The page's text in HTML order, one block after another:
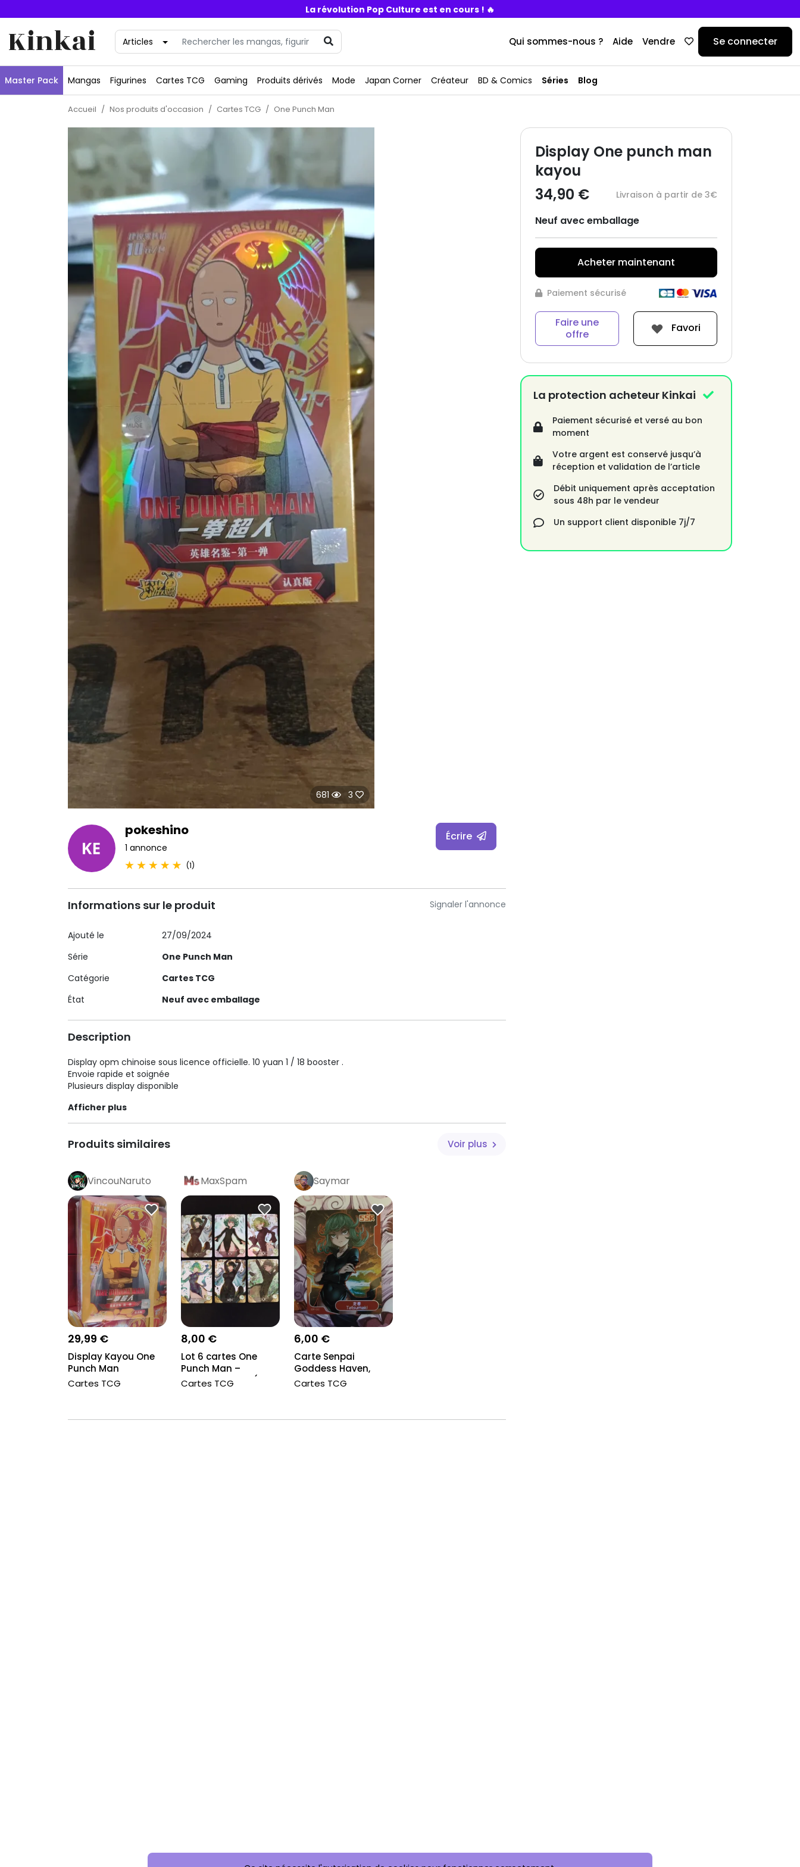
La révolution Pop Culture est en cours ! 🔥
Kinkai Qui sommes-nous ? Aide Vendre Se connecter
Master Pack Mangas Figurines Cartes TCG Gaming Produits dérivés Mode Japan Corner Créateur BD & Comics Séries Blog
Accueil Nos produits d'occasion Cartes TCG One Punch Man
681 3
pokeshino
1 annonce
(1)
Écrire
Signaler l'annonce
Informations sur le produit
Ajouté le
27/09/2024
Série
One Punch Man
Catégorie
Cartes TCG
État
Neuf avec emballage
Description
Display opm chinoise sous licence officielle. 10 yuan 1 / 18 booster .
Envoie rapide et soignée
Plusieurs display disponible
Afficher plus
Produits similaires Voir plus
VincouNaruto
29,99 €
Display Kayou One
Punch Man
Cartes TCG
MaxSpam
8,00 €
Lot 6 cartes One
Punch Man –
Goddess Story (3 SR
Cartes TCG
Saymar
6,00 €
Carte Senpai
Goddess Haven,
waifu, one punch
Cartes TCG
Display One punch man
kayou
34,90 €
Livraison à partir de 3€
Neuf avec emballage
Acheter maintenant
Paiement sécurisé
Faire une
offre
Favori
La protection acheteur Kinkai
Paiement sécurisé et versé au bon
moment
Votre argent est conservé jusqu’à
réception et validation de l’article
Débit uniquement après acceptation
sous 48h par le vendeur
Un support client disponible 7j/7